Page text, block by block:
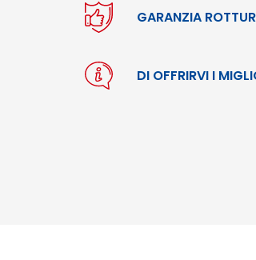
GARANZIA
DI OFFRIRVI I